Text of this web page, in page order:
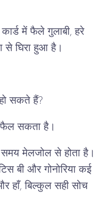
कार्ड में फैले गुलाबी, हरे
से घिरा हुआ है।
सकते हैं?
फैल सकता है।
मेलजोल से होता है।
बी और गोनोरिया कई
हाँ, बिल्कुल सही सोच